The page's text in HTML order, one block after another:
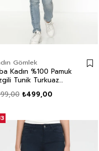
Gömlek
Kadın %100 Pamuk
Tunik Turkuaz
₺499,00